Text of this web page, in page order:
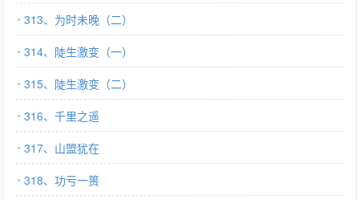
313、为时未晚（二）
314、陡生激变（一）
315、陡生激变（二）
316、千里之遥
317、山盟犹在
318、功亏一篑